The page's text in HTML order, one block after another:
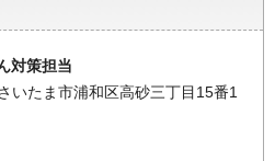
対策担当
いたま市浦和区高砂三丁目15番1